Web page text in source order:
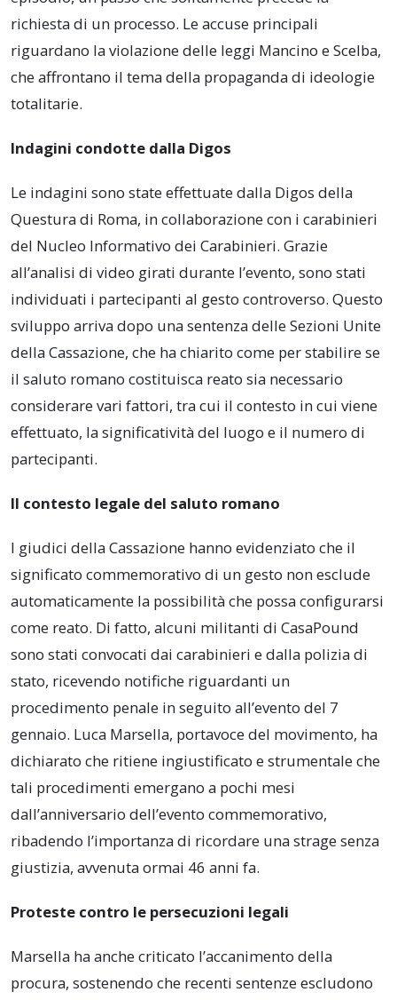
richiesta di un processo. Le accuse principali
riguardano la violazione delle leggi Mancino e Scelba,
che affrontano il tema della propaganda di ideologie
totalitarie.
Indagini condotte dalla Digos
Le indagini sono state effettuate dalla Digos della
Questura di Roma, in collaborazione con i carabinieri
del Nucleo Informativo dei Carabinieri. Grazie
all’analisi di video girati durante l’evento, sono stati
individuati i partecipanti al gesto controverso. Questo
sviluppo arriva dopo una sentenza delle Sezioni Unite
della Cassazione, che ha chiarito come per stabilire se
il saluto romano costituisca reato sia necessario
considerare vari fattori, tra cui il contesto in cui viene
effettuato, la significatività del luogo e il numero di
partecipanti.
Il contesto legale del saluto romano
I giudici della Cassazione hanno evidenziato che il
significato commemorativo di un gesto non esclude
automaticamente la possibilità che possa configurarsi
come reato. Di fatto, alcuni militanti di CasaPound
sono stati convocati dai carabinieri e dalla polizia di
stato, ricevendo notifiche riguardanti un
procedimento penale in seguito all’evento del 7
gennaio. Luca Marsella, portavoce del movimento, ha
dichiarato che ritiene ingiustificato e strumentale che
tali procedimenti emergano a pochi mesi
dall’anniversario dell’evento commemorativo,
ribadendo l’importanza di ricordare una strage senza
giustizia, avvenuta ormai 46 anni fa.
Proteste contro le persecuzioni legali
Marsella ha anche criticato l’accanimento della
procura, sostenendo che recenti sentenze escludono